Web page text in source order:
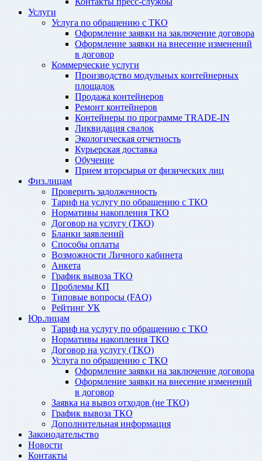
Услуги
Услуга по обращению с ТКО
Оформление заявки на заключение договора
Оформление заявки на внесение изменений
в договор
Коммерческие услуги
Производство модульных контейнерных
площадок
Продажа контейнеров
Ремонт контейнеров
Контейнеры по программе TRADE-IN
Ликвидация свалок
Экологическая отчетность
Курьерская доставка
Обучение
Прием вторсырья от физических лиц
Физ.лицам
Проверить задолженность
Тариф на услугу по обращению с ТКО
Нормативы накопления ТКО
Договор на услугу (ТКО)
Бланки заявлений
Способы оплаты
Возможности Личного кабинета
Анкета
График вывоза ТКО
Проблемы КП
Типовые вопросы (FAQ)
Рейтинг УК
Юр.лицам
Тариф на услугу по обращению с ТКО
Нормативы накопления ТКО
Договор на услугу (ТКО)
Услуга по обращению с ТКО
Оформление заявки на заключение договора
Оформление заявки на внесение изменений
в договор
Заявка на вывоз отходов (не ТКО)
График вывоза ТКО
Дополнительная информация
Законодательство
Новости
Контакты